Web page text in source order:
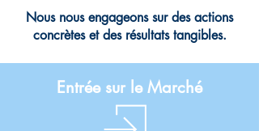
Nous nous engageons sur des actions
concrètes et des résultats tangibles.
Entrée sur le Marché